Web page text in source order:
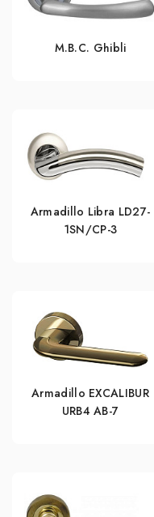
M.B.C. Ghibli
Armadillo Libra LD27-
1SN/CP-3
Armadillo EXCALIBUR
URB4 АВ-7